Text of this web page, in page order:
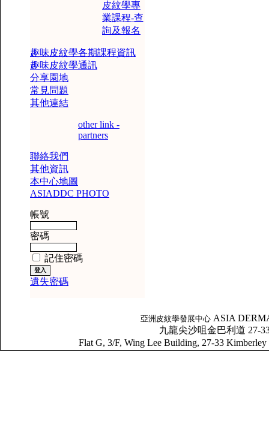
皮紋學專
業課程-查
詢及報名
趣味皮紋學各期課程資訊
趣味皮紋學通訊
分享園地
常見問題
其他連結
other link -
partners
聯絡我們
其他資訊
本中心地圖
ASIADDC PHOTO
帳號
密碼
記住密碼
遺失密碼
亞洲皮紋學發展中心 ASIA
九龍尖沙咀金巴利道 27-
Flat G, 3/F, Wing Lee Building, 27-33